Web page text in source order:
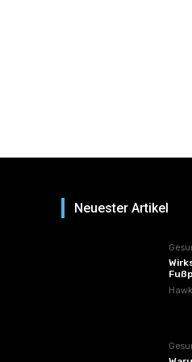
Neuester Artikel